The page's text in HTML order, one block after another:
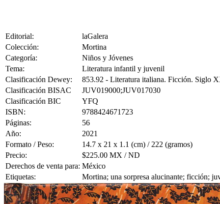
Editorial:
laGalera
Colección:
Mortina
Categoría:
Niños y Jóvenes
Tema:
Literatura infantil y juvenil
Clasificación Dewey:
853.92 - Literatura italiana. Ficción. Siglo
Clasificación BISAC
JUV019000;JUV017030
Clasificación BIC
YFQ
ISBN:
9788424671723
Páginas:
56
Año:
2021
Formato / Peso:
14.7 x 21 x 1.1 (cm) / 222 (gramos)
Precio:
$225.00 MX / ND
Derechos de venta para: México
Etiquetas:
Mortina; una sorpresa alucinante; ficción;